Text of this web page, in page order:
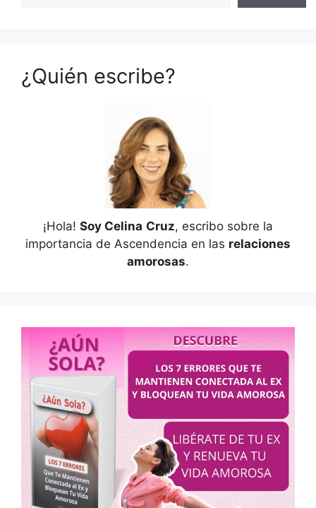
¿Quién escribe?
¡Hola! Soy Celina Cruz, escribo sobre la
importancia de Ascendencia en las relaciones
amorosas.